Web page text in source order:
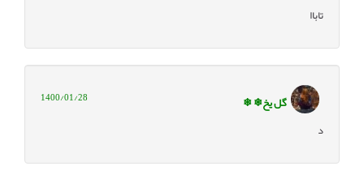
تاباا
گل یخ❄ ❄ 1400/01/28
د